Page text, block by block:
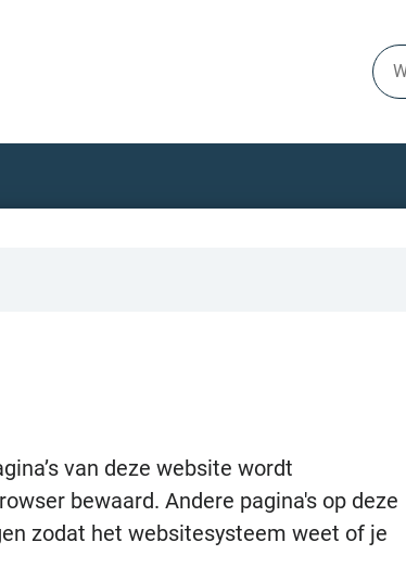
van deze website wordt
bewaard. Andere pagina's op deze
zodat het websitesysteem weet of je